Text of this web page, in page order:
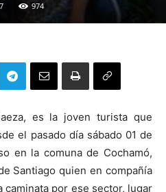
974
es la joven turista que
el pasado día sábado 01 de
en la comuna de Cochamó,
Santiago quien en compañía
caminata por ese sector, lugar